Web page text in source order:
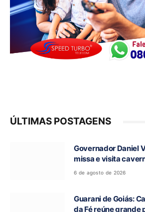
ÚLTIMAS POSTAGENS
Governador Daniel
missa e visita
Romaria do Bom
6 de agosto de 2026
Guarani de Goiás:
da Fé reúne grande